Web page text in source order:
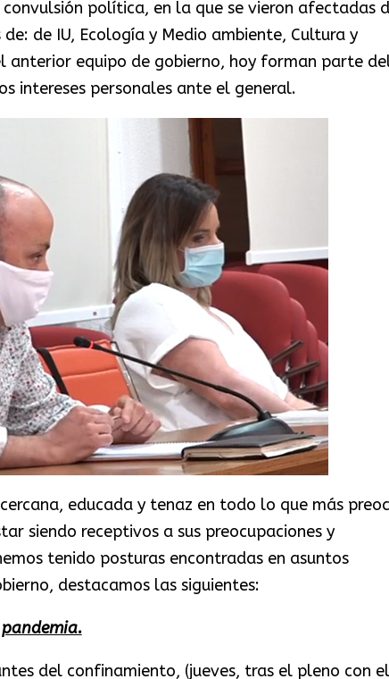
política, en la que se vieron afectadas
de IU, Ecología y Medio ambiente, Cultura y
anterior equipo de gobierno, hoy forman parte
intereses personales ante el general.
educada y tenaz en todo lo que más
siendo receptivos a sus preocupaciones y
tenido posturas encontradas en asuntos
destacamos las siguientes:
del confinamiento, (jueves, tras el pleno con el